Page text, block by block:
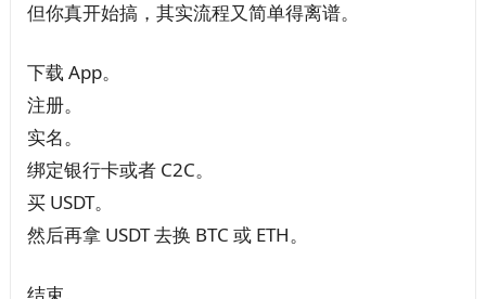
但你真开始搞，其实流程又简单得离谱。
下载 App。
注册。
实名。
绑定银行卡或者 C2C。
买 USDT。
然后再拿 USDT 去换 BTC 或 ETH。
结束。